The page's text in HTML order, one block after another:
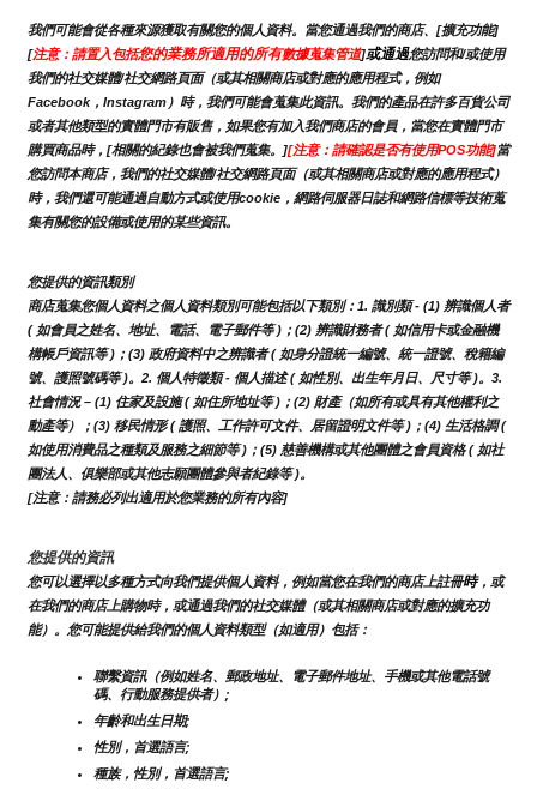
我們可能會從各種來源獲取有關您的個人資料。當您通過我們的商店、[擴充功能]
[注意：請置入包括您的業務所適用的所有數據蒐集管道]或通過您訪問和/或使用
我們的社交媒體/社交網路頁面（或其相關商店或對應的應用程式，例如
Facebook，Instagram）時，我們可能會蒐集此資訊。我們的產品在許多百貨公司
或者其他類型的實體門市有販售，如果您有加入我們商店的會員，當您在實體門市
購買商品時，[相關的紀錄也會被我們蒐集。][注意：請確認是否有使用POS功能]當
您訪問本商店，我們的社交媒體/社交網路頁面（或其相關商店或對應的應用程式）
時，我們還可能通過自動方式或使用cookie，網路伺服器日誌和網路信標等技術蒐
集有關您的設備或使用的某些資訊。
您提供的資訊類別
商店蒐集您個人資料之個人資料類別可能包括以下類別：1. 識別類 - (1) 辨識個人者
( 如會員之姓名、地址、電話、電子郵件等 )；(2) 辨識財務者 ( 如信用卡或金融機
構帳戶資訊等 )；(3) 政府資料中之辨識者 ( 如身分證統一編號、統一證號、稅籍編
號、護照號碼等 )。2. 個人特徵類 - 個人描述 ( 如性別、出生年月日、尺寸等 )。3.
社會情況 – (1) 住家及設施 ( 如住所地址等 )；(2) 財產（如所有或具有其他權利之
動產等）；(3) 移民情形 ( 護照、工作許可文件、居留證明文件等 )；(4) 生活格調 (
如使用消費品之種類及服務之細節等 )；(5) 慈善機構或其他團體之會員資格 ( 如社
團法人、俱樂部或其他志願團體參與者紀錄等 )。
[注意：請務必列出適用於您業務的所有內容]
您提供的資訊
您可以選擇以多種方式向我們提供個人資料，例如當您在我們的商店上註冊時，或
在我們的商店上購物時，或通過我們的社交媒體（或其相關商店或對應的擴充功
能）。您可能提供給我們的個人資料類型（如適用）包括：
聯繫資訊（例如姓名、郵政地址、電子郵件地址、手機或其他電話號
碼、行動服務提供者）;
年齡和出生日期;
性別，首選語言;
種族，性別，首選語言;